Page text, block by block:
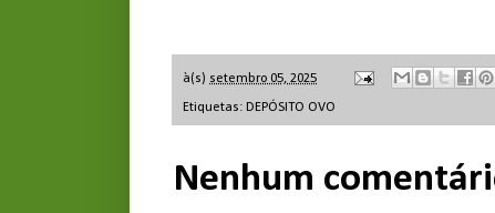
à(s) setembro 05, 2025
Etiquetas: DEPÓSITO OVO
Nenhum